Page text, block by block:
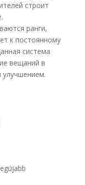
строит
ранги,
к постоянному
система
вещаний в
улучшением.